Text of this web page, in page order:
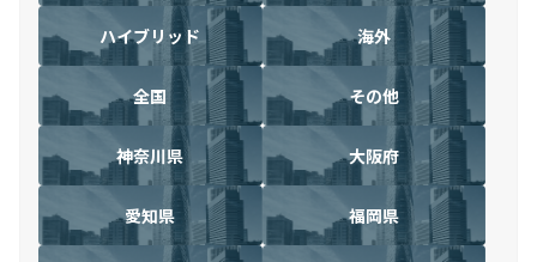
ハイブリッド 海外
全国 その他
神奈川県 大阪府
愛知県 福岡県